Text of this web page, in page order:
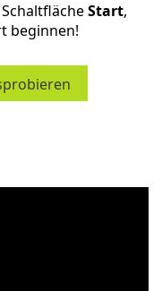
Start,
beginnen!